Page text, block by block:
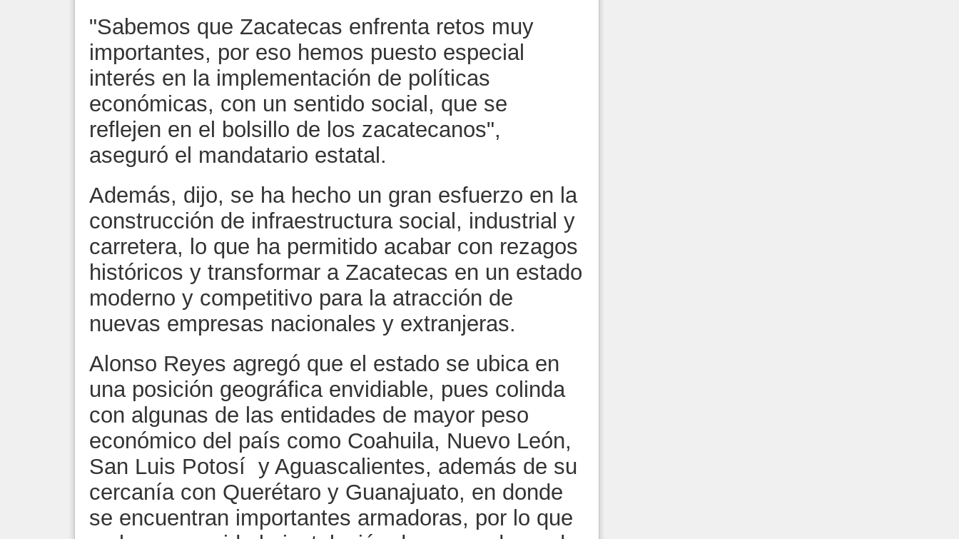
"Sabemos que Zacatecas enfrenta retos muy
importantes, por eso hemos puesto especial
interés en la implementación de políticas
económicas, con un sentido social, que se
reflejen en el bolsillo de los zacatecanos",
aseguró el mandatario estatal.
Además, dijo, se ha hecho un gran esfuerzo en la
construcción de infraestructura social, industrial y
carretera, lo que ha permitido acabar con rezagos
históricos y transformar a Zacatecas en un estado
moderno y competitivo para la atracción de
nuevas empresas nacionales y extranjeras.
Alonso Reyes agregó que el estado se ubica en
una posición geográfica envidiable, pues colinda
con algunas de las entidades de mayor peso
económico del país como Coahuila, Nuevo León,
San Luis Potosí y Aguascalientes, además de su
cercanía con Querétaro y Guanajuato, en donde
se encuentran importantes armadoras, por lo que